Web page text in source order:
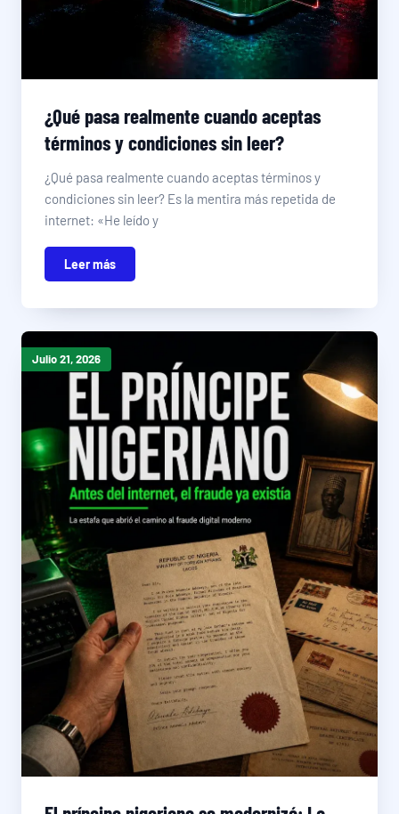
¿Qué pasa realmente cuando aceptas
términos y condiciones sin leer?
¿Qué pasa realmente cuando aceptas términos y
condiciones sin leer? Es la mentira más repetida de
internet: «He leído y
Leer más
Julio 21, 2026